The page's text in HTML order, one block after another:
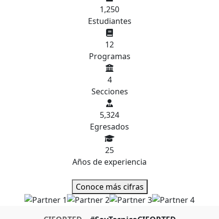
1,250
Estudiantes
12
Programas
4
Secciones
5,324
Egresados
25
Años de experiencia
Conoce más cifras